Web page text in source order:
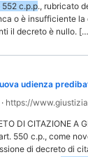
c.p.p., rubricato
o è insufficiente
il decreto è nullo.
udienza
· https://
DI CITAZIONE A
550 c.p., come
di decreto di